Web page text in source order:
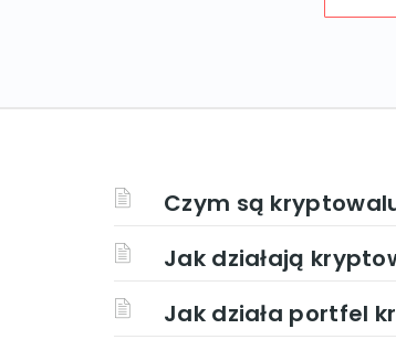
Czym są
Jak działają
Jak działa portfel